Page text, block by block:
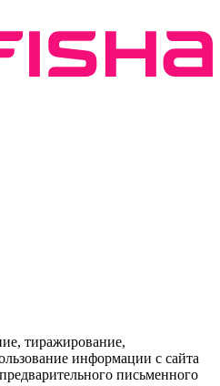
тиражирование,
информации с сайта
письменного